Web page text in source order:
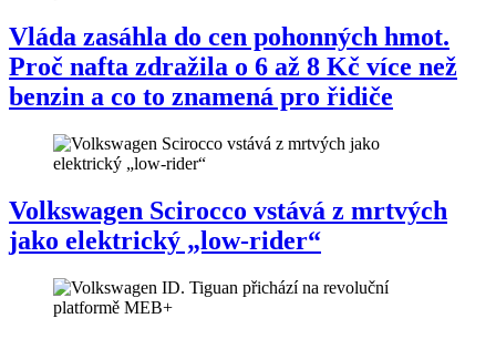
Vláda zasáhla do cen pohonných hmot.
Proč nafta zdražila o 6 až 8 Kč více než
benzin a co to znamená pro řidiče
Volkswagen Scirocco vstává z mrtvých
jako elektrický „low-rider“